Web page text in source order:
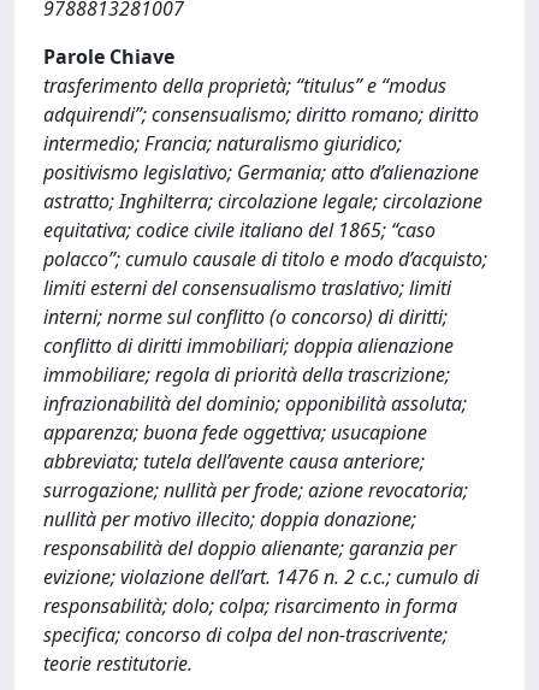
9788813281007
Parole Chiave
trasferimento della proprietà; “titulus” e “modus
adquirendi”; consensualismo; diritto romano; diritto
intermedio; Francia; naturalismo giuridico;
positivismo legislativo; Germania; atto d’alienazione
astratto; Inghilterra; circolazione legale; circolazione
equitativa; codice civile italiano del 1865; “caso
polacco”; cumulo causale di titolo e modo d’acquisto;
limiti esterni del consensualismo traslativo; limiti
interni; norme sul conflitto (o concorso) di diritti;
conflitto di diritti immobiliari; doppia alienazione
immobiliare; regola di priorità della trascrizione;
infrazionabilità del dominio; opponibilità assoluta;
apparenza; buona fede oggettiva; usucapione
abbreviata; tutela dell’avente causa anteriore;
surrogazione; nullità per frode; azione revocatoria;
nullità per motivo illecito; doppia donazione;
responsabilità del doppio alienante; garanzia per
evizione; violazione dell’art. 1476 n. 2 c.c.; cumulo di
responsabilità; dolo; colpa; risarcimento in forma
specifica; concorso di colpa del non-trascrivente;
teorie restitutorie.